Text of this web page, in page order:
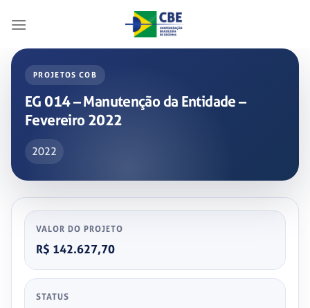
PROJETOS COB
EG 014 – Manutenção da Entidade –
Fevereiro 2022
2022
VALOR DO PROJETO
R$ 142.627,70
STATUS